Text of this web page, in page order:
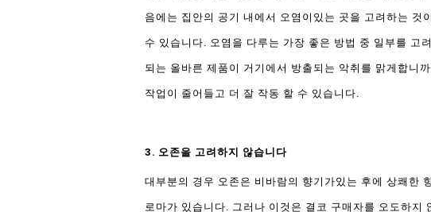
음에는 집안의 공기 내에서 오염이있는 곳을 고려하는
수 있습니다. 오염을 다루는 가장 좋은 방법 중 일부를 고
되는 올바른 제품이 거기에서 방출되는 악취를 맑게합니
작업이 줄어들고 더 잘 작동 할 수 있습니다.
3. 오존을 고려하지 않습니다
대부분의 경우 오존은 비바람의 향기가있는 후에 상쾌한
로마가 있습니다. 그러나 이것은 결코 구매자를 오도하